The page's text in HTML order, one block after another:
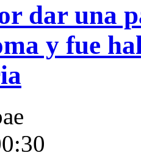
dar una
y fue